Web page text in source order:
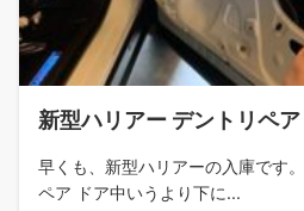
新型ハリアー デントリペア
早くも、新型ハリアーの入庫です
ペア ドア中いうより下に...